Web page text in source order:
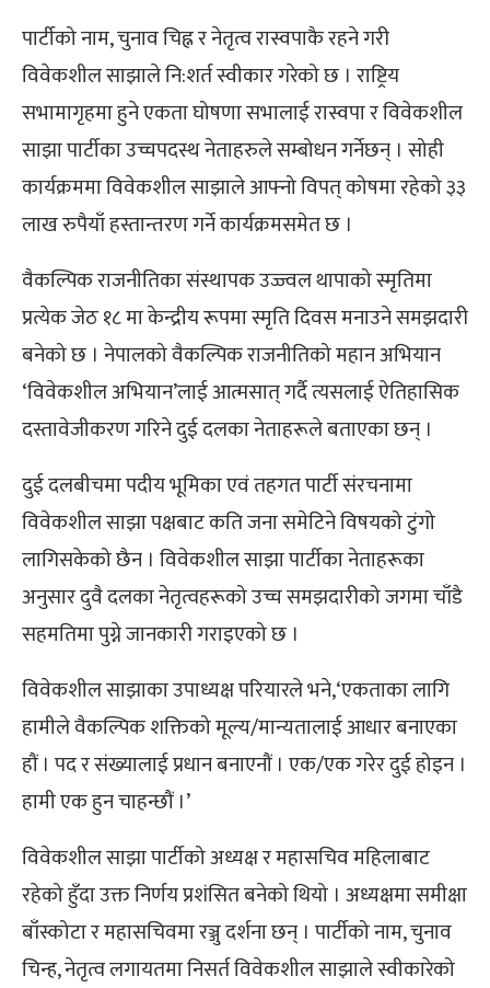
पार्टीको नाम, चुनाव चिह्न र नेतृत्व रास्वपाकै रहने गरी
विवेकशील साझाले नि:शर्त स्वीकार गरेको छ । राष्ट्रिय
सभामागृहमा हुने एकता घोषणा सभालाई रास्वपा र विवेकशील
साझा पार्टीका उच्चपदस्थ नेताहरुले सम्बोधन गर्नेछन् । सोही
कार्यक्रममा विवेकशील साझाले आफ्नो विपत् कोषमा रहेको ३३
लाख रुपैयाँ हस्तान्तरण गर्ने कार्यक्रमसमेत छ ।
वैकल्पिक राजनीतिका संस्थापक उज्ज्वल थापाको स्मृतिमा
प्रत्येक जेठ १८ मा केन्द्रीय रूपमा स्मृति दिवस मनाउने समझदारी
बनेको छ । नेपालको वैकल्पिक राजनीतिको महान अभियान
‘विवेकशील अभियान’लाई आत्मसात् गर्दै त्यसलाई ऐतिहासिक
दस्तावेजीकरण गरिने दुई दलका नेताहरूले बताएका छन् ।
दुई दलबीचमा पदीय भूमिका एवं तहगत पार्टी संरचनामा
विवेकशील साझा पक्षबाट कति जना समेटिने विषयको टुंगो
लागिसकेको छैन । विवेकशील साझा पार्टीका नेताहरूका
अनुसार दुवै दलका नेतृत्वहरूको उच्च समझदारीको जगमा चाँडै
सहमतिमा पुग्ने जानकारी गराइएको छ ।
विवेकशील साझाका उपाध्यक्ष परियारले भने,‘एकताका लागि
हामीले वैकल्पिक शक्तिको मूल्य/मान्यतालाई आधार बनाएका
हौं । पद र संख्यालाई प्रधान बनाएनौं । एक/एक गरेर दुई होइन ।
हामी एक हुन चाहन्छौं ।’
विवेकशील साझा पार्टीको अध्यक्ष र महासचिव महिलाबाट
रहेको हुँदा उक्त निर्णय प्रशंसित बनेको थियो । अध्यक्षमा समीक्षा
बाँस्कोटा र महासचिवमा रञ्जु दर्शना छन् । पार्टीको नाम, चुनाव
चिन्ह, नेतृत्व लगायतमा निसर्त विवेकशील साझाले स्वीकारेको